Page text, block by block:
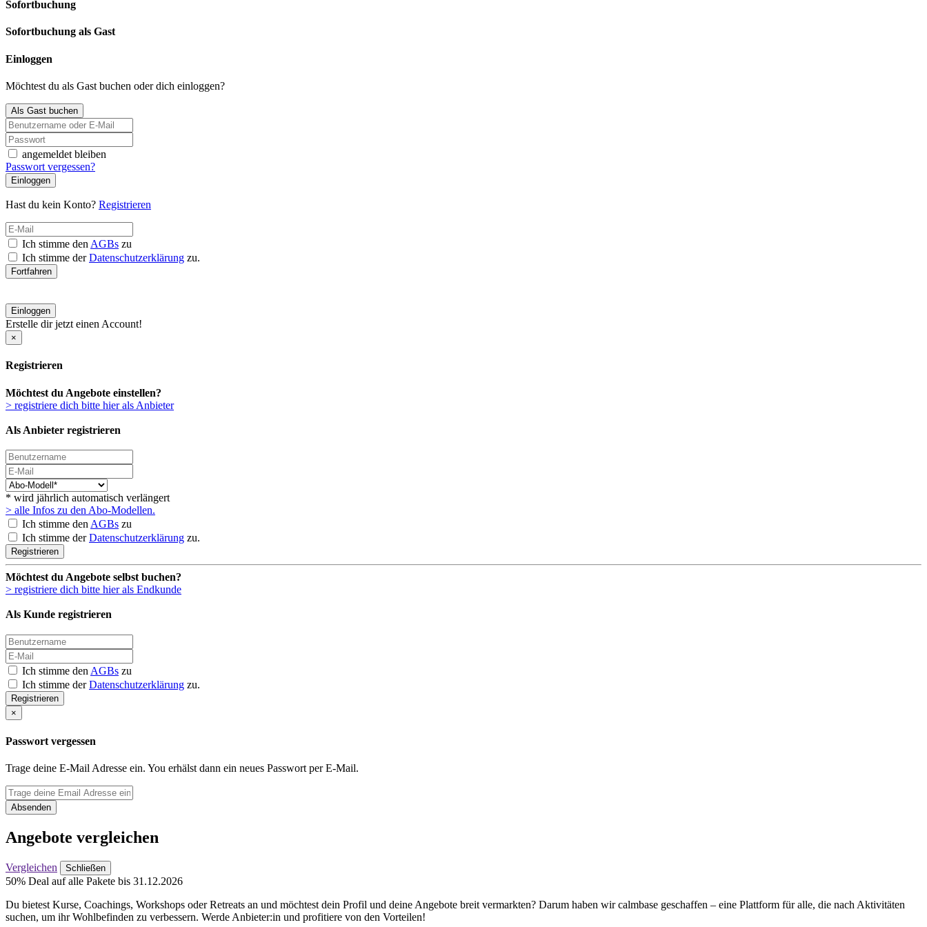
Sofortbuchung
Sofortbuchung als Gast
Einloggen
Möchtest du als Gast buchen oder dich einloggen?
Als Gast buchen
angemeldet bleiben
Passwort vergessen?
Einloggen
Hast du kein Konto? Registrieren
Ich stimme den AGBs zu
Ich stimme derDatenschutzerklärung zu.
Fortfahren
Einloggen
Erstelle dir jetzt einen Account!
×
Registrieren
Möchtest du Angebote einstellen?
> registriere dich bitte hier als Anbieter
Als Anbieter registrieren
* wird jährlich automatisch verlängert
> alle Infos zu den Abo-Modellen.
Ich stimme denAGBs zu
Ich stimme derDatenschutzerklärung zu.
Registrieren
Möchtest du Angebote selbst buchen?
> registriere dich bitte hier als Endkunde
Als Kunde registrieren
Ich stimme den AGBs zu
Ich stimme derDatenschutzerklärung zu.
Registrieren
×
Passwort vergessen
Trage deine E-Mail Adresse ein. You erhälst dann ein neues Passwort per E-Mail.
Absenden
Angebote vergleichen
Vergleichen Schließen
50% Deal auf alle Pakete bis 31.12.2026
Du bietest Kurse, Coachings, Workshops oder Retreats an und möchtest dein Profil und deine Angebote breit vermarkten? Darum haben wir calmbase geschaffen – eine Plattform für alle, die nach Aktivitäten
suchen, um ihr Wohlbefinden zu verbessern. Werde Anbieter:in und profitiere von den Vorteilen!